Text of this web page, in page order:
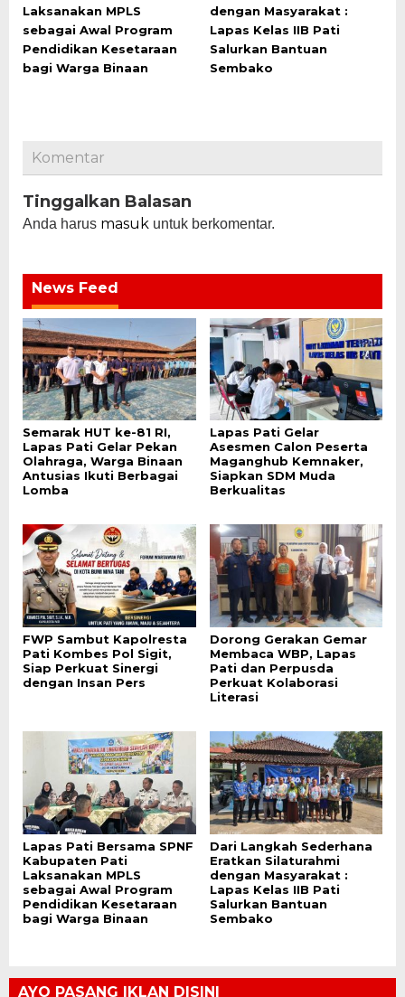
Laksanakan MPLS
sebagai Awal Program
Pendidikan Kesetaraan
bagi Warga Binaan
dengan Masyarakat :
Lapas Kelas IIB Pati
Salurkan Bantuan
Sembako
Komentar
Tinggalkan Balasan
Anda harus masuk untuk berkomentar.
News Feed
Semarak HUT ke-81 RI,
Lapas Pati Gelar Pekan
Olahraga, Warga Binaan
Antusias Ikuti Berbagai
Lomba
Lapas Pati Gelar
Asesmen Calon Peserta
Maganghub Kemnaker,
Siapkan SDM Muda
Berkualitas
FWP Sambut Kapolresta
Pati Kombes Pol Sigit,
Siap Perkuat Sinergi
dengan Insan Pers
Dorong Gerakan Gemar
Membaca WBP, Lapas
Pati dan Perpusda
Perkuat Kolaborasi
Literasi
Lapas Pati Bersama SPNF
Kabupaten Pati
Laksanakan MPLS
sebagai Awal Program
Pendidikan Kesetaraan
bagi Warga Binaan
Dari Langkah Sederhana
Eratkan Silaturahmi
dengan Masyarakat :
Lapas Kelas IIB Pati
Salurkan Bantuan
Sembako
AYO PASANG IKLAN DISINI